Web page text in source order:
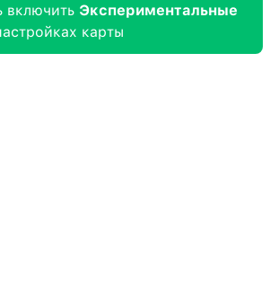
включить Экспериментальные
карты